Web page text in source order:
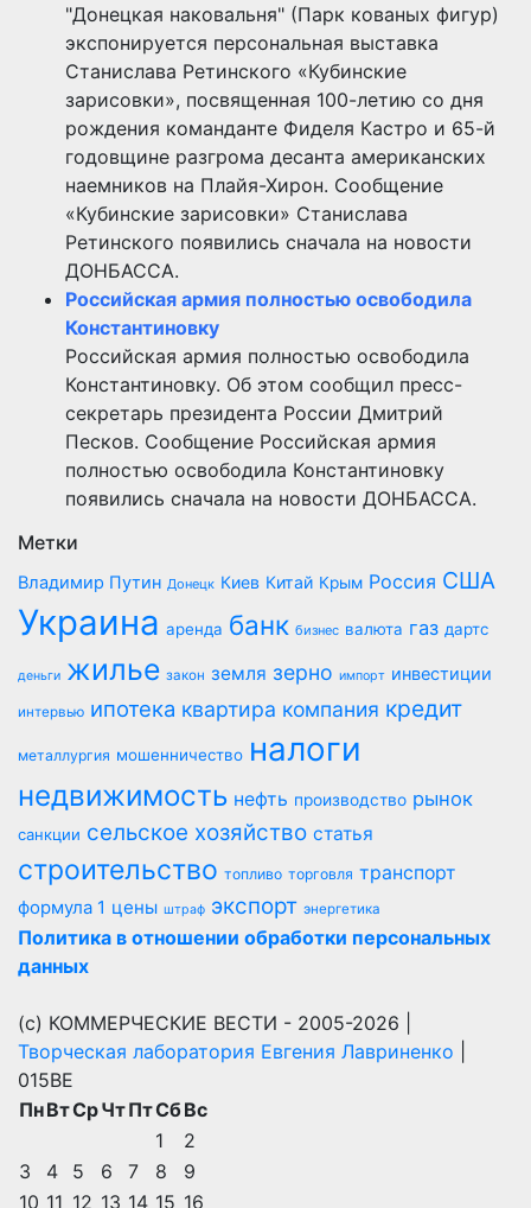
"Донецкая наковальня" (Парк кованых фигур)
экспонируется персональная выставка
Станислава Ретинского «Кубинские
зарисовки», посвященная 100-летию со дня
рождения команданте Фиделя Кастро и 65-й
годовщине разгрома десанта американских
наемников на Плайя-Хирон. Сообщение
«Кубинские зарисовки» Станислава
Ретинского появились сначала на новости
ДОНБАССА.
Российская армия полностью освободила
Константиновку
Российская армия полностью освободила
Константиновку. Об этом сообщил пресс-
секретарь президента России Дмитрий
Песков. Сообщение Российская армия
полностью освободила Константиновку
появились сначала на новости ДОНБАССА.
Метки
Владимир Путин Донецк Киев Китай Крым Россия США
Украина аренда банк бизнес валюта газ дартс
деньги жилье закон земля зерно импорт инвестиции
интервью ипотека квартира компания кредит
металлургия мошенничество налоги
недвижимость нефть производство рынок
санкции сельское хозяйство статья
строительство топливо торговля транспорт
формула 1 цены штраф экспорт энергетика
Политика в отношении обработки персональных
данных
(с) КОММЕРЧЕСКИЕ ВЕСТИ - 2005-2026 |
Творческая лаборатория Евгения Лавриненко
015BE
ПнВтСрЧтПтСбВс
1
2
3
4 5 6 7 8
9
10 11 12 13 14 15 16